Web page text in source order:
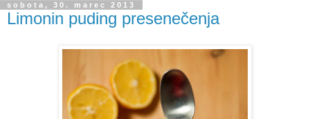
sobota, 30. marec 2013
Limonin puding presenečenja